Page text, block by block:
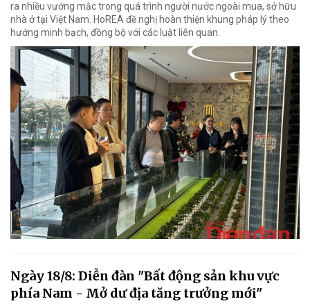
ra nhiều vướng mắc trong quá trình người nước ngoài mua, sở hữu
nhà ở tại Việt Nam. HoREA đề nghị hoàn thiện khung pháp lý theo
hướng minh bạch, đồng bộ với các luật liên quan.
Ngày 18/8: Diễn đàn "Bất động sản khu vực
phía Nam - Mở dư địa tăng trưởng mới"